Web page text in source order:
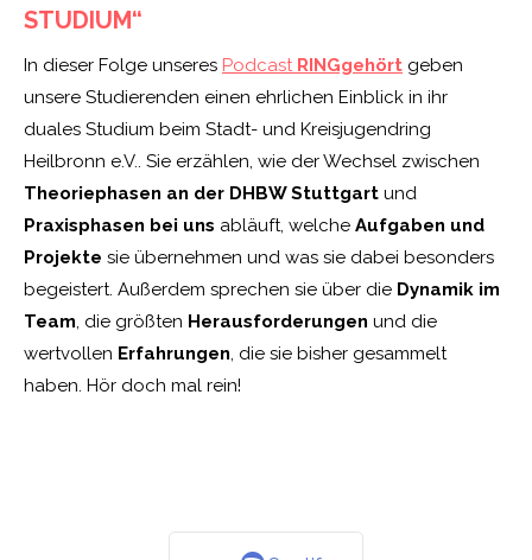
STUDIUM“
In dieser Folge unseres Podcast RINGgehört geben
unsere Studierenden einen ehrlichen Einblick in ihr
duales Studium beim Stadt- und Kreisjugendring
Heilbronn e.V.. Sie erzählen, wie der Wechsel zwischen
Theoriephasen an der DHBW Stuttgart und
Praxisphasen bei uns abläuft, welche Aufgaben und
Projekte sie übernehmen und was sie dabei besonders
begeistert. Außerdem sprechen sie über die Dynamik im
Team, die größten Herausforderungen und die
wertvollen Erfahrungen, die sie bisher gesammelt
haben. Hör doch mal rein!